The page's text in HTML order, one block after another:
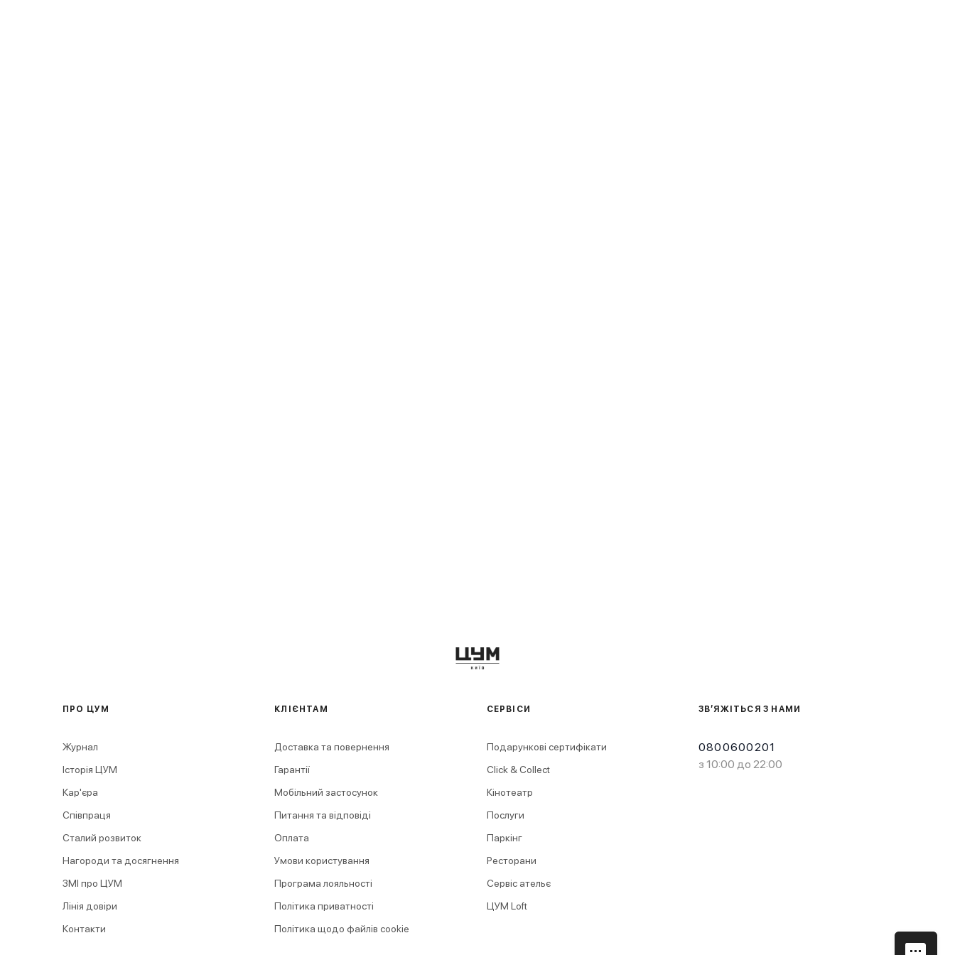
ЗВ’ЯЖІТЬСЯ З НАМИ
0800600201
з 10:00 до 22:00
ПРО ЦУМ
Журнал
Історія ЦУМ
Кар'єра
Співпраця
Сталий розвиток
Нагороди та досягнення
ЗМІ про ЦУМ
Лінія довіри
Контакти
КЛІЄНТАМ
Доставка та повернення
Гарантії
Мобільний застосунок
Питання та відповіді
Оплата
Умови користування
Програма лояльності
Політика приватності
Політика щодо файлів cookie
СЕРВІСИ
Подарункові сертифікати
Click & Collect
Кінотеатр
Послуги
Паркінг
Ресторани
Сервіс ательє
ЦУМ Loft